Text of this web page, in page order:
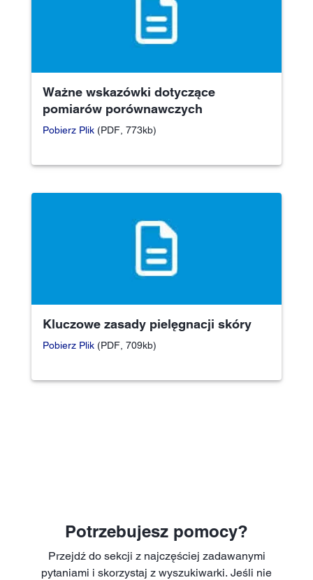
Ważne wskazówki dotyczące
pomiarów porównawczych
Pobierz Plik (PDF, 773kb)
Kluczowe zasady pielęgnacji skóry
Pobierz Plik (PDF, 709kb)
Potrzebujesz pomocy?
Przejdź do sekcji z najczęściej zadawanymi
pytaniami i skorzystaj z wyszukiwarki. Jeśli nie